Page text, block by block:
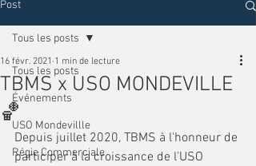
Post
Tous les posts
Événements
USO Mondevillle
Régie Commerciale
Tous les posts
TBMS x USO MONDEVILLE
🏀
16 févr. 2021 1 min de lecture
Depuis juillet 2020, TBMS à l'honneur de
participer à la croissance de l'USO